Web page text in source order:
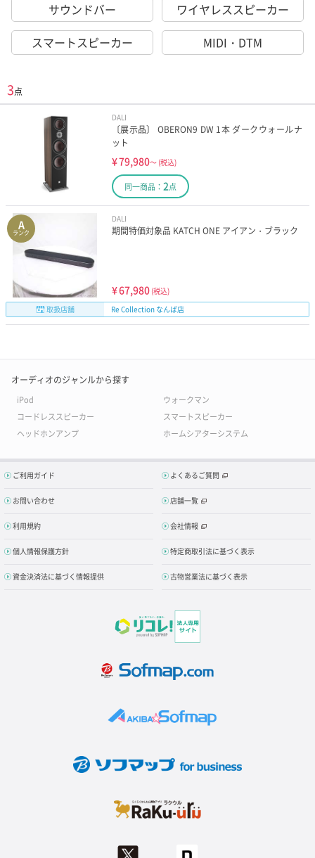
サウンドバー
ワイヤレススピーカー
スマートスピーカー
MIDI・DTM
3点
DALI
〔展示品〕 OBERON9 DW 1本 ダークウォールナ
ット
¥79,980～ (税込)
同一商品： 2点
A
ランク
DALI
期間特価対象品 KATCH ONE アイアン・ブラック
¥67,980 (税込)
取扱店舗
Re Collection なんば店
オーディオのジャンルから探す
iPod
ウォークマン
コードレススピーカー
スマートスピーカー
ヘッドホンアンプ
ホームシアターシステム
ご利用ガイド よくあるご質問
お問い合わせ 店舗一覧
利用規約 会社情報
個人情報保護方針 特定商取引法に基づく表示
資金決済法に基づく情報提供 古物営業法に基づく表示